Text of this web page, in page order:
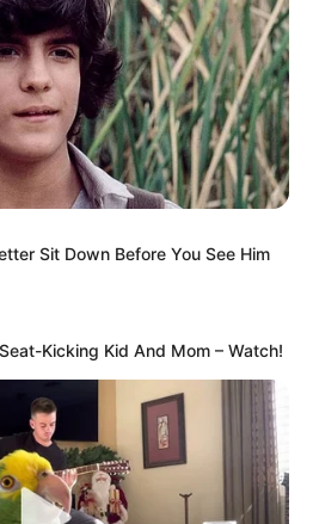
Sit Down Before You See Him
Kicking Kid And Mom – Watch!